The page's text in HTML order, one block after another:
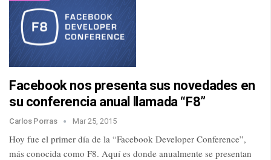
Facebook nos presenta sus novedades en
su conferencia anual llamada “F8”
Carlos Porras Mar 25, 2015
Hoy fue el primer día de la “Facebook Developer Conference”,
más conocida como F8. Aquí es donde anualmente se presentan